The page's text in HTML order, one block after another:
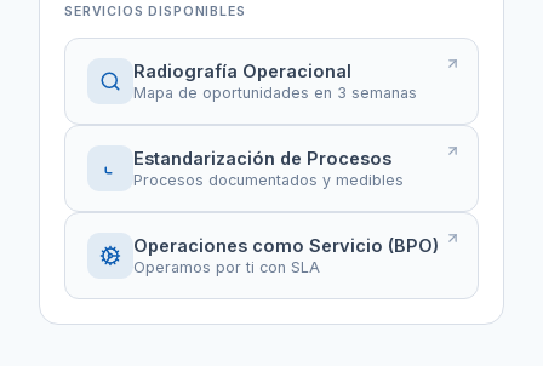
SERVICIOS DISPONIBLES
Radiografía Operacional
Mapa de oportunidades en 3 semanas
Estandarización de Procesos
Procesos documentados y medibles
Operaciones como Servicio (BPO)
Operamos por ti con SLA